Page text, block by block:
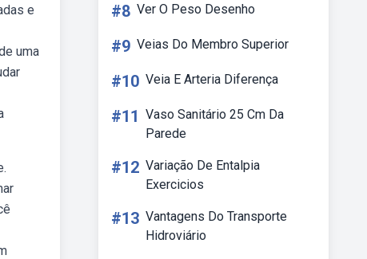
e
uma
#8 Ver O Peso Desenho
#9 Veias Do Membro Superior
#10 Veia E Arteria Diferença
#11 Vaso Sanitário 25 Cm Da
Parede
#12 Variação De Entalpia
Exercicios
#13 Vantagens Do Transporte
Hidroviário